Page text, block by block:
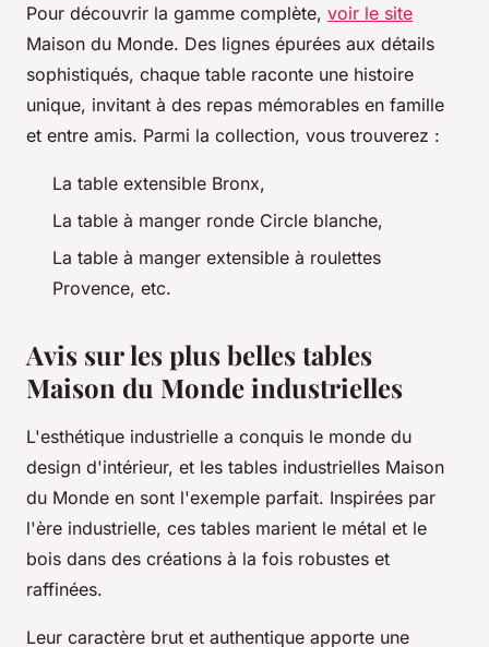
Pour découvrir la gamme complète, voir le site
Maison du Monde. Des lignes épurées aux détails
sophistiqués, chaque table raconte une histoire
unique, invitant à des repas mémorables en famille
et entre amis. Parmi la collection, vous trouverez :
La table extensible Bronx,
La table à manger ronde Circle blanche,
La table à manger extensible à roulettes
Provence, etc.
Avis sur les plus belles tables
Maison du Monde industrielles
L'esthétique industrielle a conquis le monde du
design d'intérieur, et les tables industrielles Maison
du Monde en sont l'exemple parfait. Inspirées par
l'ère industrielle, ces tables marient le métal et le
bois dans des créations à la fois robustes et
raffinées.
Leur caractère brut et authentique apporte une